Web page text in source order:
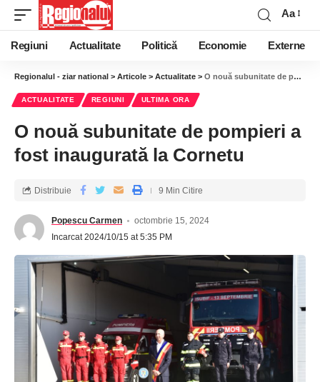
Aa
Regiuni Actualitate Politică Economie Externe
Regionalul - ziar national > Articole > Actualitate > O nouă subunitate de pompieri a fost inaugurată la Cornetu
ACTUALITATE REGIUNI ULTIMA ORA
O nouă subunitate de pompieri a
fost inaugurată la Cornetu
Popescu Carmen
octombrie 15, 2024
Incarcat 2024/10/15 at 5:35 PM
Distribuie 9 Min Citire